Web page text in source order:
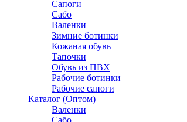
Сапоги
Сабо
Валенки
Зимние ботинки
Кожаная обувь
Тапочки
Обувь из ПВХ
Рабочие ботинки
Рабочие сапоги
Каталог (Оптом)
Валенки
Сабо